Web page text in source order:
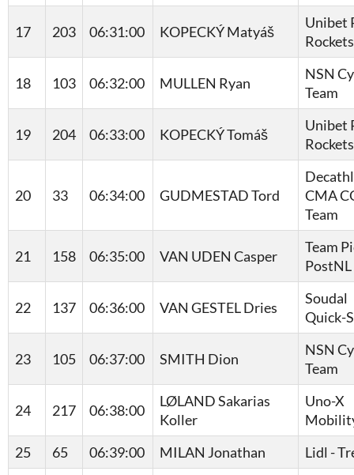
17 203 06:31:00 KOPECKÝ Matyáš
Unibet
Rockets
18 103 06:32:00 MULLEN Ryan
NSN
Team
19 204 06:33:00 KOPECKÝ Tomáš
Unibet
Rockets
20 33 06:34:00 GUDMESTAD Tord
CMA
Team
21 158 06:35:00 VAN UDEN Casper
Team
PostNL
22 137 06:36:00 VAN GESTEL Dries
Soudal
Quick-
23 105 06:37:00 SMITH Dion
NSN
Team
24 217 06:38:00
LØLAND Sakarias
Koller
Uno-X
25
65 06:39:00 MILAN Jonathan Lidl -